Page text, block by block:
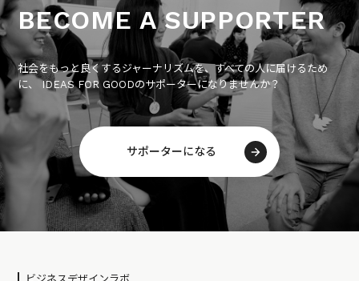
BECOME A SUPPORTER
社会をもっと良くするジャーナリズムを、すべての人に届けるため
に、 IDEAS FOR GOODのサポーターになりませんか？
サポーターになる